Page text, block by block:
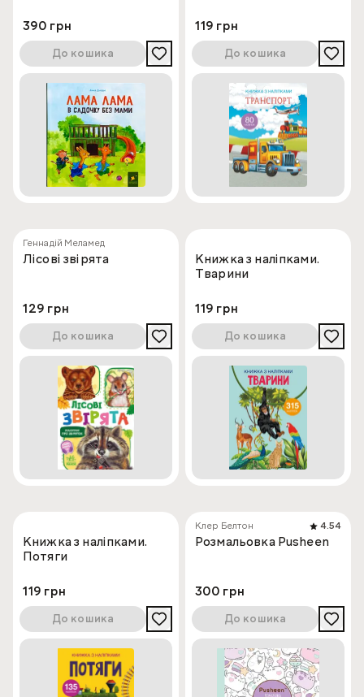
390 грн
До кошика
119 грн
До кошика
Геннадій Меламед
Лісові звірята
129 грн
До кошика
Книжка з наліпками.
Тварини
119 грн
До кошика
Книжка з наліпками.
Потяги
119 грн
До кошика
Клер Белтон 4.54
Розмальовка Pusheen
300 грн
До кошика